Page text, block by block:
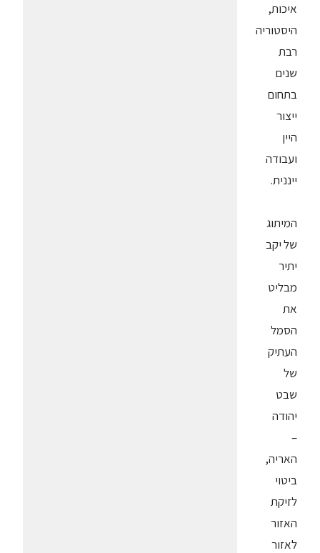
איכות,
היסטוריה
רבת
שנים
בתחום
ייצור
היין
ועבודה
ייננית.
המיתוג
של יקב
יתיר
מבליט
את
הסמל
העתיק
של
שבט
יהודה
–
האריה,
ביטוי
לזיקת
האזור
לאזור